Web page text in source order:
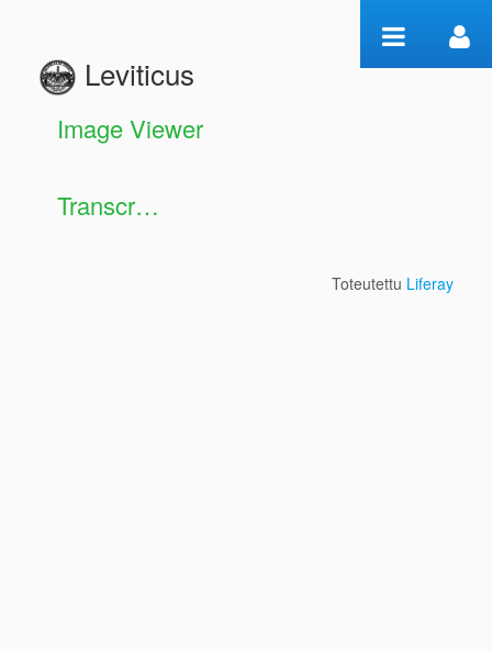
Leviticus
Manuscript Workspace
Image Viewer
Transcription Display
Toteutettu Liferay